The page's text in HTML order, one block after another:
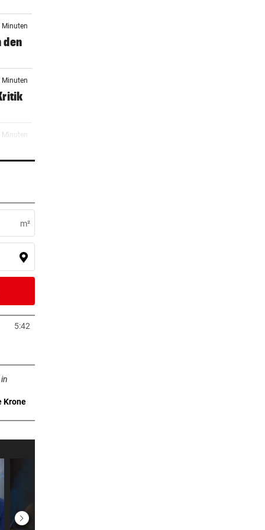
Minuten
den
Minuten
Minuten
Minuten
Stunde
Stunde
Stunde
Stunde
m²
5:42
Tab öffnen
neuem Tab öffnen
Krone